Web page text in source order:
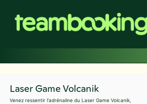
contenu
Laser Game Volcanik
Venez ressentir l'adrénaline du Laser Game Volcanik,